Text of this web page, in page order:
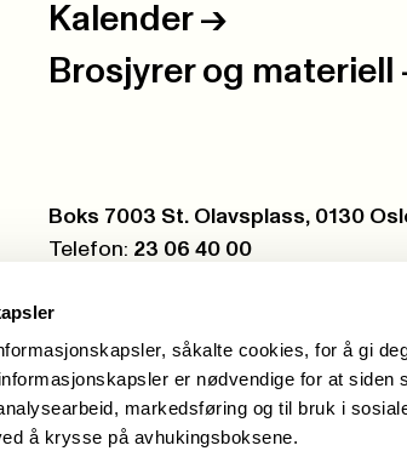
såkalte cookies, for å gi
er nødvendige for at siden
markedsføring og til bruk i
å krysse på avhukingsboksene.
Kalender ->
Brosjyrer og materiell
Postboks:
Boks 7003 St. Olavsplass, 0130
Telefon: 23 06 40 00